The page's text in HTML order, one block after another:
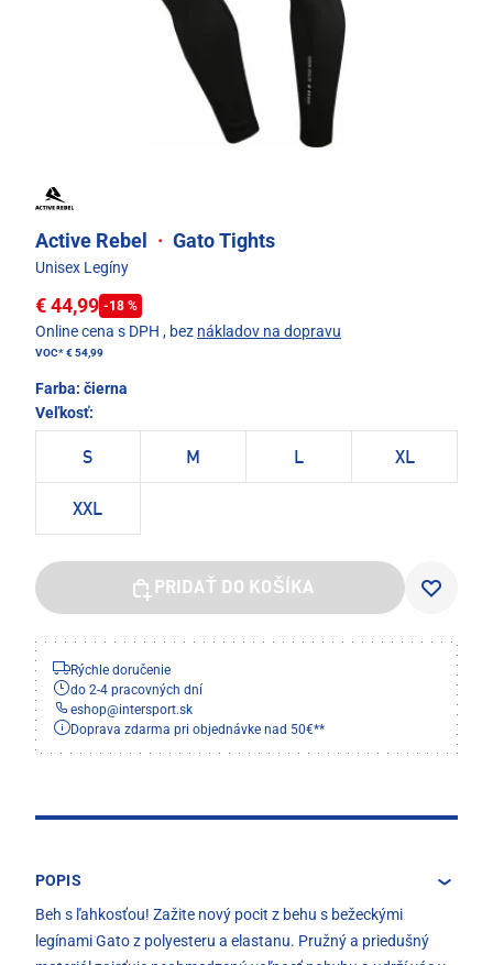
Active Rebel · Gato Tights
Unisex Legíny
€ 44,99 -18 %
Online cena s DPH , bez nákladov na dopravu
VOC*€ 54,99
Farba: čierna
Veľkosť:
S M L XL
XXL
PRIDAŤ DO KOŠÍKA
Rýchle doručenie
do 2-4 pracovných dní
eshop@intersport.sk
Doprava zdarma pri objednávke nad 50€**
POPIS
Beh s ľahkosťou! Zažite nový pocit z behu s bežeckými
legínami Gato z polyesteru a elastanu. Pružný a priedušný